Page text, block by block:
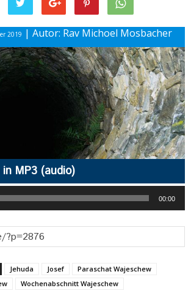
2019 | Autor: Rav Michoel Mosbacher
MP3 (audio)
00:00
Jehuda Josef
Paraschat Wajeschew
Wochenabschnitt Wajeschew